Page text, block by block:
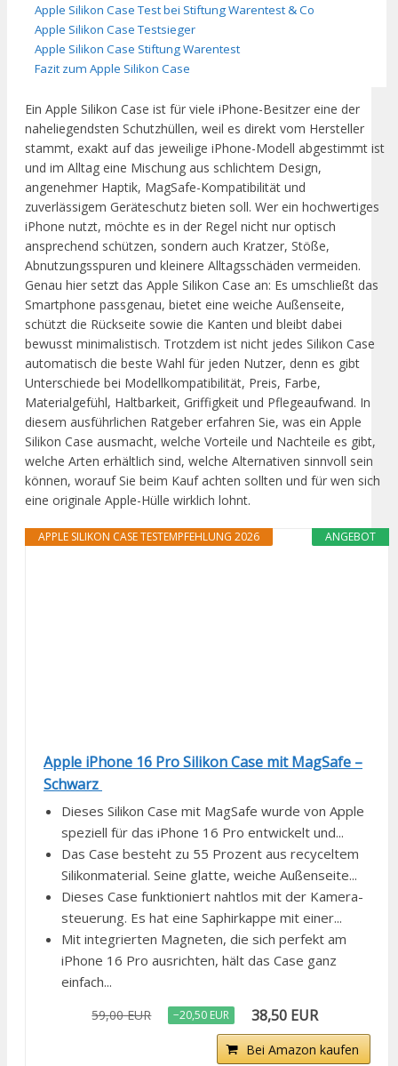
Apple Silikon Case Test bei Stiftung Warentest & Co
Apple Silikon Case Testsieger
Apple Silikon Case Stiftung Warentest
Fazit zum Apple Silikon Case
Ein Apple Silikon Case ist für viele iPhone-Besitzer eine der
naheliegendsten Schutzhüllen, weil es direkt vom Hersteller
stammt, exakt auf das jeweilige iPhone-Modell abgestimmt ist
und im Alltag eine Mischung aus schlichtem Design,
angenehmer Haptik, MagSafe-Kompatibilität und
zuverlässigem Geräteschutz bieten soll. Wer ein hochwertiges
iPhone nutzt, möchte es in der Regel nicht nur optisch
ansprechend schützen, sondern auch Kratzer, Stöße,
Abnutzungsspuren und kleinere Alltagsschäden vermeiden.
Genau hier setzt das Apple Silikon Case an: Es umschließt das
Smartphone passgenau, bietet eine weiche Außenseite,
schützt die Rückseite sowie die Kanten und bleibt dabei
bewusst minimalistisch. Trotzdem ist nicht jedes Silikon Case
automatisch die beste Wahl für jeden Nutzer, denn es gibt
Unterschiede bei Modellkompatibilität, Preis, Farbe,
Materialgefühl, Haltbarkeit, Griffigkeit und Pflegeaufwand. In
diesem ausführlichen Ratgeber erfahren Sie, was ein Apple
Silikon Case ausmacht, welche Vorteile und Nachteile es gibt,
welche Arten erhältlich sind, welche Alternativen sinnvoll sein
können, worauf Sie beim Kauf achten sollten und für wen sich
eine originale Apple-Hülle wirklich lohnt.
ANGEBOT
APPLE SILIKON CASE TESTEMPFEHLUNG 2026
Apple iPhone 16 Pro Silikon Case mit MagSafe –
Schwarz ​​​​​​​
Dieses Silikon Case mit MagSafe wurde von Apple
speziell für das iPhone 16 Pro entwickelt und...
Das Case besteht zu 55 Prozent aus recyceltem
Silikon­material. Seine glatte, weiche Außenseite...
Dieses Case funktioniert nahtlos mit der Kamera­
steuerung. Es hat eine Saphir­kappe mit einer...
Mit integrierten Magneten, die sich perfekt am
iPhone 16 Pro ausrichten, hält das Case ganz
einfach...
59,00 EUR −20,50 EUR 38,50 EUR
Bei Amazon kaufen